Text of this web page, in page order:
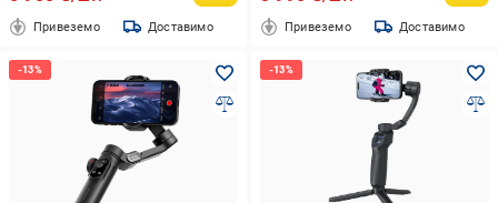
Привеземо Доставимо Привеземо Доставимо